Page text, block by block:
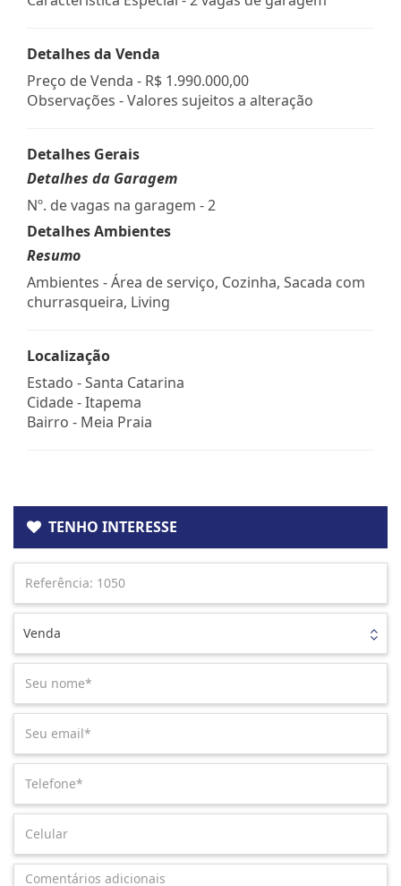
Detalhes da Venda
Preço de Venda - R$ 1.990.000,00
Observações - Valores sujeitos a alteração
Detalhes Gerais
Detalhes da Garagem
Nº. de vagas na garagem - 2
Detalhes Ambientes
Resumo
Ambientes - Área de serviço, Cozinha, Sacada com
churrasqueira, Living
Localização
Estado -Santa Catarina
Cidade -Itapema
Bairro - Meia Praia
TENHO INTERESSE
Venda